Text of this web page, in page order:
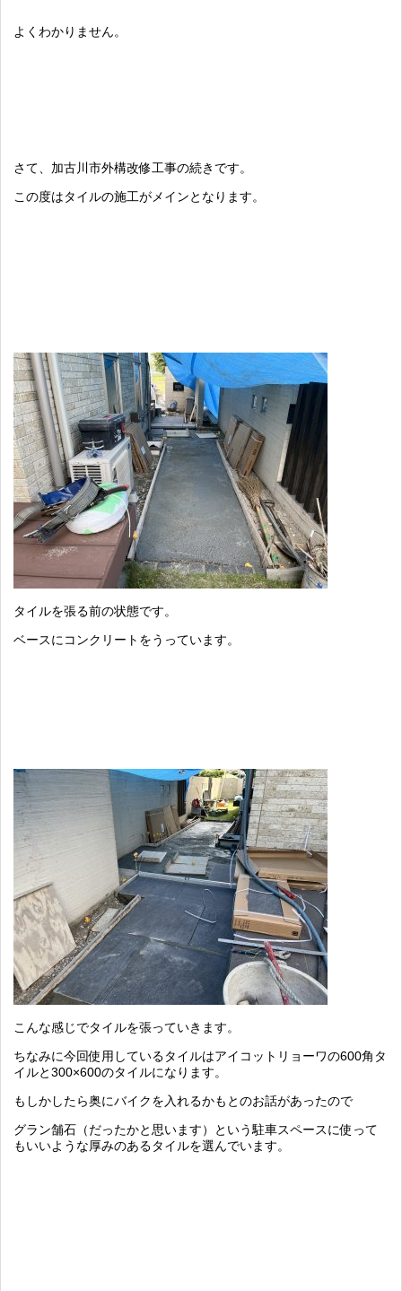
よくわかりません。
さて、加古川市外構改修工事の続きです。
この度はタイルの施工がメインとなります。
タイルを張る前の状態です。
ベースにコンクリートをうっています。
こんな感じでタイルを張っていきます。
ちなみに今回使用しているタイルはアイコットリョーワの600角タ
イルと300×600のタイルになります。
もしかしたら奥にバイクを入れるかもとのお話があったので
グラン舗石（だったかと思います）という駐車スペースに使って
もいいような厚みのあるタイルを選んでいます。